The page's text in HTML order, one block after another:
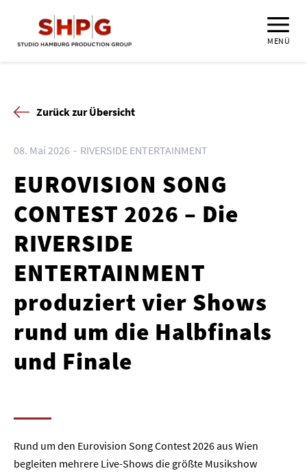
MENÜ
Zurück zur Übersicht
08. Mai 2026 RIVERSIDE ENTERTAINMENT
EUROVISION SONG
CONTEST 2026 – Die
RIVERSIDE
ENTERTAINMENT
produziert vier Shows
rund um die Halbfinals
und Finale
Rund um den Eurovision Song Contest 2026 aus Wien
begleiten mehrere Live-Shows die größte Musikshow